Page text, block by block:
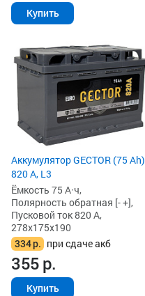
Купить
Аккумулятор GECTOR (75 Ah)
820 А, L3
Ёмкость 75 А·ч,
Полярность обратная [- +],
Пусковой ток 820 А,
278x175x190
334р. при сдаче акб
355р.
Купить